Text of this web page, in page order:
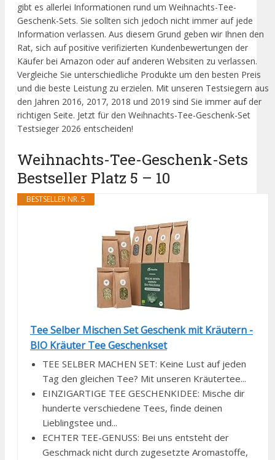
gibt es allerlei Informationen rund um Weihnachts-Tee-
Geschenk-Sets. Sie sollten sich jedoch nicht immer auf jede
Information verlassen. Aus diesem Grund geben wir Ihnen den
Rat, sich auf positive verifizierten Kundenbewertungen der
Käufer bei Amazon oder auf anderen Websiten zu verlassen.
Vergleiche Sie unterschiedliche Produkte um den besten Preis
und die beste Leistung zu erzielen. Mit unseren Testsiegern aus
den Jahren 2016, 2017, 2018 und 2019 sind Sie immer auf der
richtigen Seite. Jetzt für den Weihnachts-Tee-Geschenk-Set
Testsieger 2026 entscheiden!
Weihnachts-Tee-Geschenk-Sets
Bestseller Platz 5 – 10
BESTSELLER NR. 5
Tee Selber Mischen Set Geschenk mit Kräutern -
BIO Kräuter Tee Geschenkset
TEE SELBER MACHEN SET: Keine Lust auf jeden
Tag den gleichen Tee? Mit unseren Kräutertee...
EINZIGARTIGE TEE GESCHENKIDEE: Mische dir
hunderte verschiedene Tees, finde deinen
Lieblingstee und...
ECHTER TEE-GENUSS: Bei uns entsteht der
Geschmack nicht durch zugesetzte Aromastoffe,